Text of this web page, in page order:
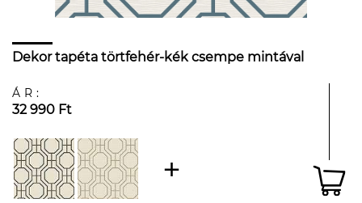
Dekor tapéta törtfehér-kék csempe mintával
ÁR:
32 990 Ft